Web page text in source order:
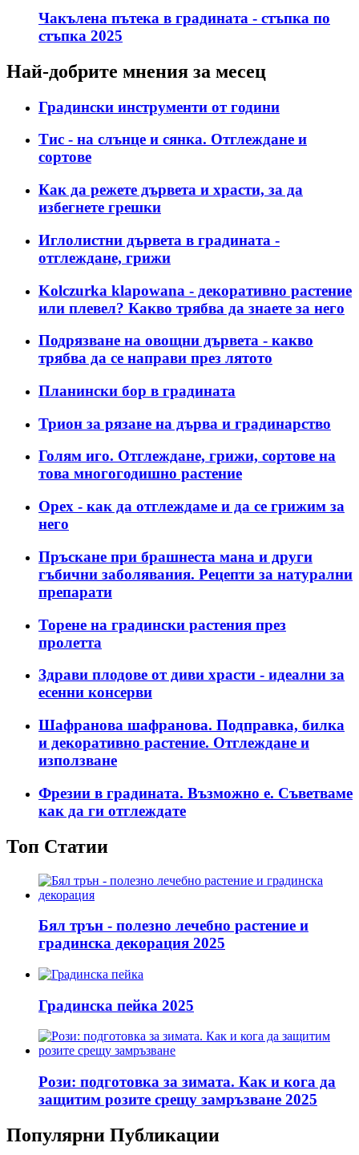
Чакълена пътека в градината - стъпка по
стъпка 2025
Най-добрите мнения за месец
Градински инструменти от години
Тис - на слънце и сянка. Отглеждане и
сортове
Как да режете дървета и храсти, за да
избегнете грешки
Иглолистни дървета в градината -
отглеждане, грижи
Kolczurka klapowana - декоративно растение
или плевел? Какво трябва да знаете за него
Подрязване на овощни дървета - какво
трябва да се направи през лятото
Планински бор в градината
Трион за рязане на дърва и градинарство
Голям иго. Отглеждане, грижи, сортове на
това многогодишно растение
Орех - как да отглеждаме и да се грижим за
него
Пръскане при брашнеста мана и други
гъбични заболявания. Рецепти за натурални
препарати
Торене на градински растения през
пролетта
Здрави плодове от диви храсти - идеални за
есенни консерви
Шафранова шафранова. Подправка, билка
и декоративно растение. Отглеждане и
използване
Фрезии в градината. Възможно е. Съветваме
как да ги отглеждате
Топ Статии
Бял трън - полезно лечебно растение и
градинска декорация 2025
Градинска пейка 2025
Рози: подготовка за зимата. Как и кога да
защитим розите срещу замръзване 2025
Популярни Публикации